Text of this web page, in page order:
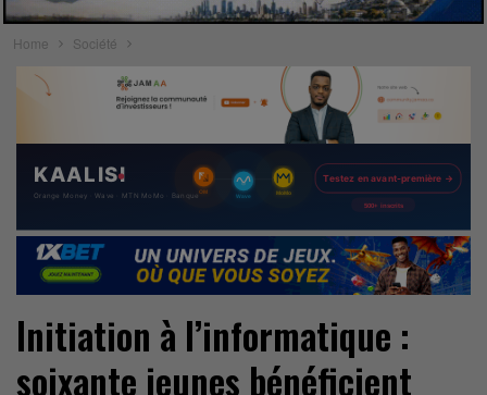
Home Société
Initiation à l’informatique :
soixante jeunes bénéficient